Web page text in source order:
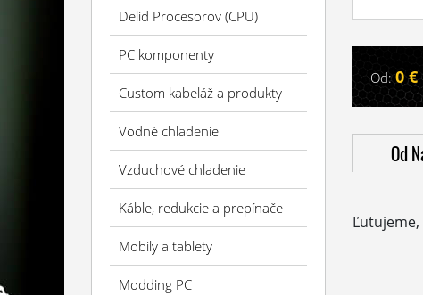
Delid Procesorov (CPU)
PC komponenty
Custom kabeláž a produkty
Vodné chladenie
Vzduchové chladenie
Káble, redukcie a prepínače
Mobily a tablety
Modding PC
Od:0 €
Od